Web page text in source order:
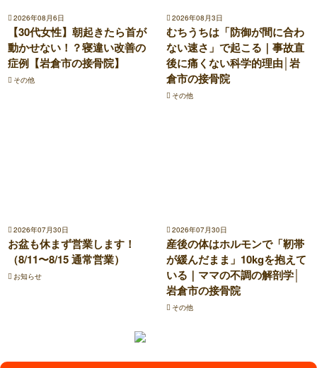
2026年08月6日
【30代女性】朝起きたら首が
動かせない！？寝違い改善の
症例【岩倉市の接骨院】
その他
2026年08月3日
むちうちは「防御が間に合わ
ない速さ」で起こる｜事故直
後に痛くない科学的理由│岩
倉市の接骨院
その他
2026年07月30日
お盆も休まず営業します！
（8/11〜8/15 通常営業）
お知らせ
2026年07月30日
産後の体はホルモンで「靭帯
が緩んだまま」10kgを抱えて
いる｜ママの不調の解剖学│
岩倉市の接骨院
その他